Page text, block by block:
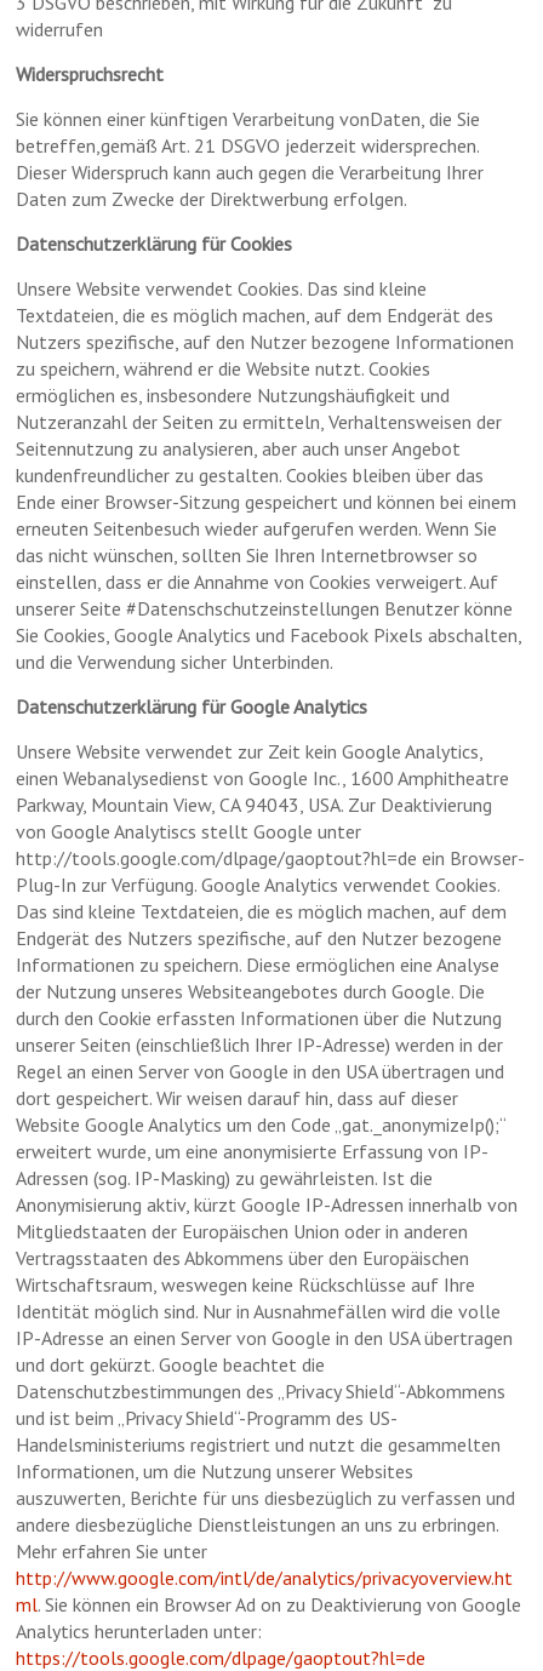
widerrufen
Widerspruchsrecht
Sie können einer künftigen Verarbeitung vonDaten, die Sie
betreffen,gemäß Art. 21 DSGVO jederzeit widersprechen.
Dieser Widerspruch kann auch gegen die Verarbeitung Ihrer
Daten zum Zwecke der Direktwerbung erfolgen.
Datenschutzerklärung für Cookies
Unsere Website verwendet Cookies. Das sind kleine
Textdateien, die es möglich machen, auf dem Endgerät des
Nutzers spezifische, auf den Nutzer bezogene Informationen
zu speichern, während er die Website nutzt. Cookies
ermöglichen es, insbesondere Nutzungshäufigkeit und
Nutzeranzahl der Seiten zu ermitteln, Verhaltensweisen der
Seitennutzung zu analysieren, aber auch unser Angebot
kundenfreundlicher zu gestalten. Cookies bleiben über das
Ende einer Browser-Sitzung gespeichert und können bei einem
erneuten Seitenbesuch wieder aufgerufen werden. Wenn Sie
das nicht wünschen, sollten Sie Ihren Internetbrowser so
einstellen, dass er die Annahme von Cookies verweigert. Auf
unserer Seite #Datenschschutzeinstellungen Benutzer könne
Sie Cookies, Google Analytics und Facebook Pixels abschalten,
und die Verwendung sicher Unterbinden.
Datenschutzerklärung für Google Analytics
Unsere Website verwendet zur Zeit kein Google Analytics,
einen Webanalysedienst von Google Inc., 1600 Amphitheatre
Parkway, Mountain View, CA 94043, USA. Zur Deaktivierung
von Google Analytiscs stellt Google unter
http://tools.google.com/dlpage/gaoptout?hl=de ein Browser-
Plug-In zur Verfügung. Google Analytics verwendet Cookies.
Das sind kleine Textdateien, die es möglich machen, auf dem
Endgerät des Nutzers spezifische, auf den Nutzer bezogene
Informationen zu speichern. Diese ermöglichen eine Analyse
der Nutzung unseres Websiteangebotes durch Google. Die
durch den Cookie erfassten Informationen über die Nutzung
unserer Seiten (einschließlich Ihrer IP-Adresse) werden in der
Regel an einen Server von Google in den USA übertragen und
dort gespeichert. Wir weisen darauf hin, dass auf dieser
Website Google Analytics um den Code „gat._anonymizeIp();“
erweitert wurde, um eine anonymisierte Erfassung von IP-
Adressen (sog. IP-Masking) zu gewährleisten. Ist die
Anonymisierung aktiv, kürzt Google IP-Adressen innerhalb von
Mitgliedstaaten der Europäischen Union oder in anderen
Vertragsstaaten des Abkommens über den Europäischen
Wirtschaftsraum, weswegen keine Rückschlüsse auf Ihre
Identität möglich sind. Nur in Ausnahmefällen wird die volle
IP-Adresse an einen Server von Google in den USA übertragen
und dort gekürzt. Google beachtet die
Datenschutzbestimmungen des „Privacy Shield“-Abkommens
und ist beim „Privacy Shield“-Programm des US-
Handelsministeriums registriert und nutzt die gesammelten
Informationen, um die Nutzung unserer Websites
auszuwerten, Berichte für uns diesbezüglich zu verfassen und
andere diesbezügliche Dienstleistungen an uns zu erbringen.
Mehr erfahren Sie unter
http://www.google.com/intl/de/analytics/privacyoverview.ht
ml. Sie können ein Browser Ad on zu Deaktivierung von Google
Analytics herunterladen unter:
https://tools.google.com/dlpage/gaoptout?hl=de